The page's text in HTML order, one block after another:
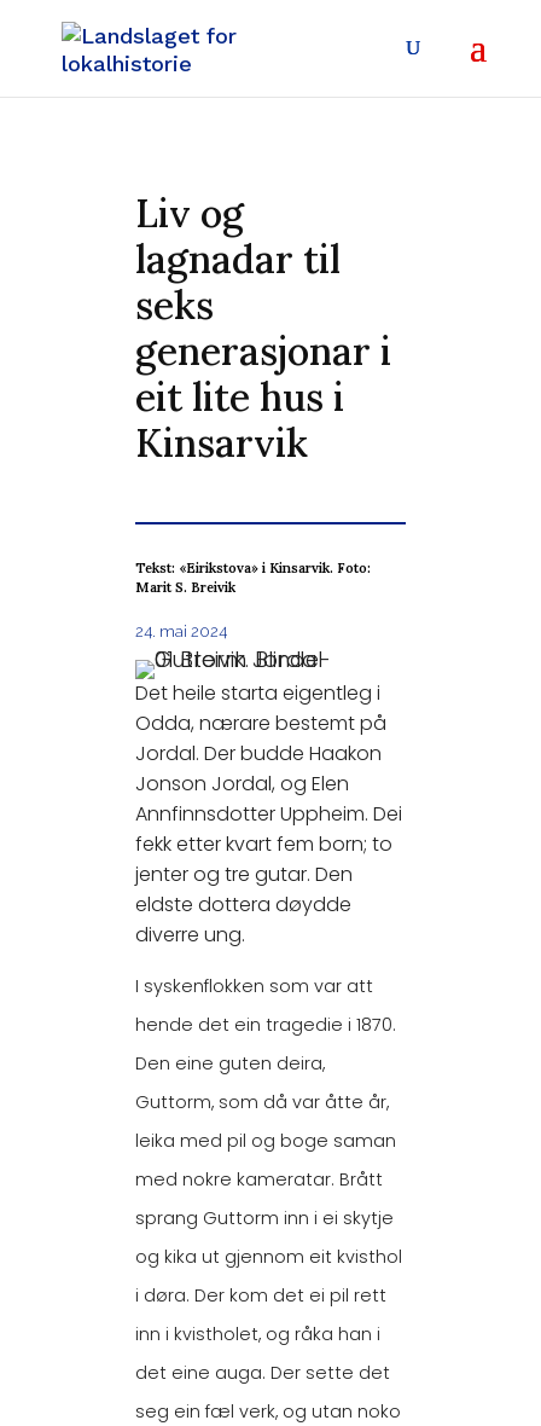
Liv og
lagnadar til
seks
generasjonar i
eit lite hus i
Kinsarvik
Tekst: «Eirikstova» i Kinsarvik. Foto:
Marit S. Breivik
24. mai 2024
Det heile starta eigentleg i
Odda, nærare bestemt på
Jordal. Der budde Haakon
Jonson Jordal, og Elen
Annfinnsdotter Uppheim. Dei
fekk etter kvart fem born; to
jenter og tre gutar. Den
eldste dottera døydde
diverre ung.
I syskenflokken som var att
hende det ein tragedie i 1870.
Den eine guten deira,
Guttorm, som då var åtte år,
leika med pil og boge saman
med nokre kameratar. Brått
sprang Guttorm inn i ei skytje
og kika ut gjennom eit kvisthol
i døra. Der kom det ei pil rett
inn i kvistholet, og råka han i
det eine auga. Der sette det
seg ein fæl verk, og utan noko